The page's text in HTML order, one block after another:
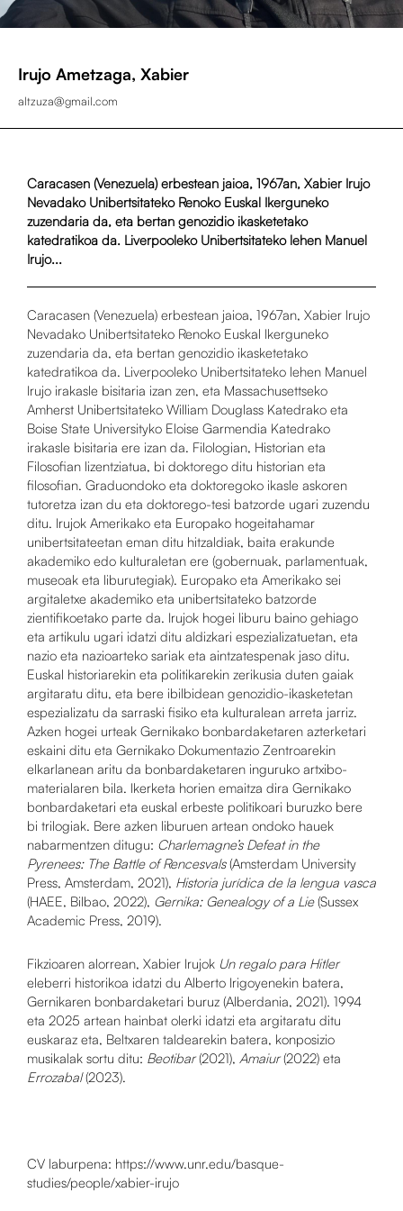
Irujo Ametzaga, Xabier
altzuza@gmail.com
Caracasen (Venezuela) erbestean jaioa, 1967an, Xabier Irujo
Nevadako Unibertsitateko Renoko Euskal Ikerguneko
zuzendaria da, eta bertan genozidio ikasketetako
katedratikoa da. Liverpooleko Unibertsitateko lehen Manuel
Irujo...
Caracasen (Venezuela) erbestean jaioa, 1967an, Xabier Irujo
Nevadako Unibertsitateko Renoko Euskal Ikerguneko
zuzendaria da, eta bertan genozidio ikasketetako
katedratikoa da. Liverpooleko Unibertsitateko lehen Manuel
Irujo irakasle bisitaria izan zen, eta Massachusettseko
Amherst Unibertsitateko William Douglass Katedrako eta
Boise State Universityko Eloise Garmendia Katedrako
irakasle bisitaria ere izan da. Filologian, Historian eta
Filosofian lizentziatua, bi doktorego ditu historian eta
filosofian. Graduondoko eta doktoregoko ikasle askoren
tutoretza izan du eta doktorego-tesi batzorde ugari zuzendu
ditu. Irujok Amerikako eta Europako hogeitahamar
unibertsitateetan eman ditu hitzaldiak, baita erakunde
akademiko edo kulturaletan ere (gobernuak, parlamentuak,
museoak eta liburutegiak). Europako eta Amerikako sei
argitaletxe akademiko eta unibertsitateko batzorde
zientifikoetako parte da. Irujok hogei liburu baino gehiago
eta artikulu ugari idatzi ditu aldizkari espezializatuetan, eta
nazio eta nazioarteko sariak eta aintzatespenak jaso ditu.
Euskal historiarekin eta politikarekin zerikusia duten gaiak
argitaratu ditu, eta bere ibilbidean genozidio-ikasketetan
espezializatu da sarraski fisiko eta kulturalean arreta jarriz.
Azken hogei urteak Gernikako bonbardaketaren azterketari
eskaini ditu eta Gernikako Dokumentazio Zentroarekin
elkarlanean aritu da bonbardaketaren inguruko artxibo-
materialaren bila. Ikerketa horien emaitza dira Gernikako
bonbardaketari eta euskal erbeste politikoari buruzko bere
bi trilogiak. Bere azken liburuen artean ondoko hauek
nabarmentzen ditugu: Charlemagne’s Defeat in the
Pyrenees: The Battle of Rencesvals(Amsterdam University
Press, Amsterdam, 2021), Historia jurídica de la lengua vasca
(HAEE, Bilbao, 2022), Gernika: Genealogy of a Lie(Sussex
Academic Press, 2019).
Fikzioaren alorrean, Xabier Irujok Un regalo para Hitler
eleberri historikoa idatzi du Alberto Irigoyenekin batera,
Gernikaren bonbardaketari buruz (Alberdania, 2021). 1994
eta 2025 artean hainbat olerki idatzi eta argitaratu ditu
euskaraz eta, Beltxaren taldearekin batera, konposizio
musikalak sortu ditu: Beotibar(2021), Amaiur(2022) eta
Errozabal(2023).
CV laburpena: https://www.unr.edu/basque-
studies/people/xabier-irujo